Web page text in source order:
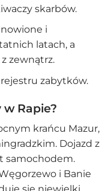
skarbów.
i
latach, a
zewnątrz.
zabytków.
Rapie?
krańcu Mazur,
Dojazd z
samochodem.
i Banie